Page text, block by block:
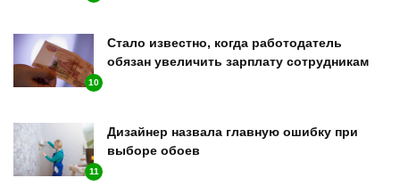
10
Стало известно, когда работодатель
обязан увеличить зарплату сотрудникам
11
Дизайнер назвала главную ошибку при
выборе обоев